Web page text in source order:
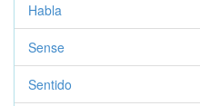
Habla
Sense
Sentido